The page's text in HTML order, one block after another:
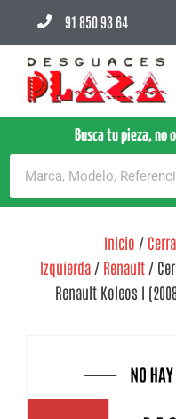
91 850 93 64
Busca tu pieza, no
Inicio /
Izquierda / Renault /
Renault Koleos I